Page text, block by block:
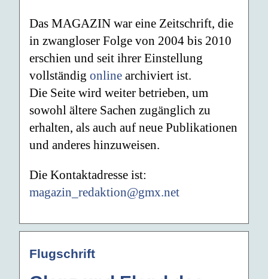
Das MAGAZIN war eine Zeitschrift, die
in zwangloser Folge von 2004 bis 2010
erschien und seit ihrer Einstellung
vollständig online archiviert ist.
Die Seite wird weiter betrieben, um
sowohl ältere Sachen zugänglich zu
erhalten, als auch auf neue Publikationen
und anderes hinzuweisen.
Die Kontaktadresse ist:
magazin_redaktion@gmx.net
Flugschrift